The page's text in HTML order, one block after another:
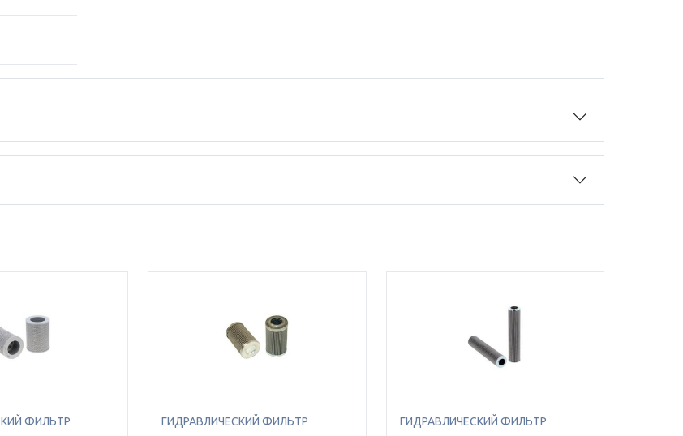
ФИЛЬТР ГИДРАВЛИЧЕСКИЙ ФИЛЬТР ГИДРАВЛИЧЕСКИЙ ФИЛЬТР